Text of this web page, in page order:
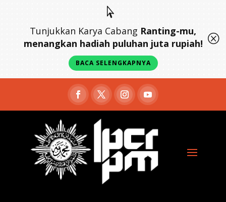

Tunjukkan Karya Cabang Ranting-mu,
menangkan hadiah puluhan juta rupiah!
BACA SELENGKAPNYA
Q